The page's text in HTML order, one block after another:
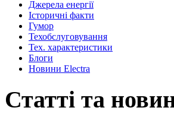
Джерела енергії
Історичні факти
Гумор
Техобслуговування
Тех. характеристики
Блоги
Новини Electra
Статті та